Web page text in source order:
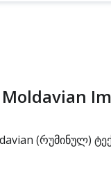
(რუმინულ)